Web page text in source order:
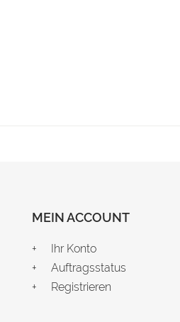
MEIN ACCOUNT
Ihr Konto
Auftragsstatus
Registrieren